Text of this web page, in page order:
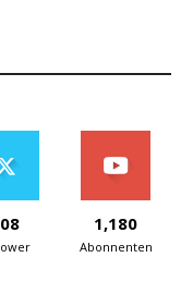
1,180
Abonnenten